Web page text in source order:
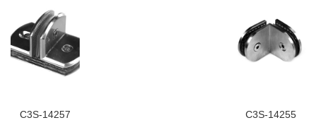
C3S-14257 C3S-14255